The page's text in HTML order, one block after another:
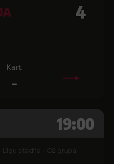
4
Kart.
-
19:00
Līgu stadija - C2 grupa